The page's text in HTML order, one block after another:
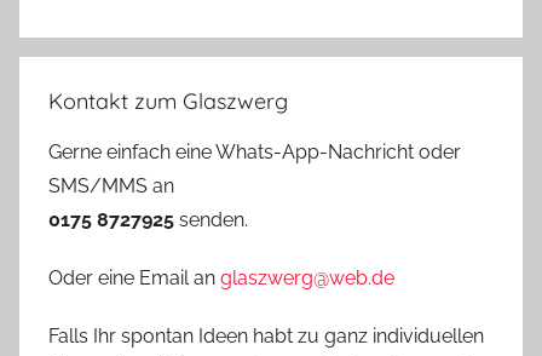
Kontakt zum Glaszwerg
Gerne einfach eine Whats-App-Nachricht oder
SMS/MMS an
0175 8727925 senden.
Oder eine Email an glaszwerg@web.de
Falls Ihr spontan Ideen habt zu ganz individuellen